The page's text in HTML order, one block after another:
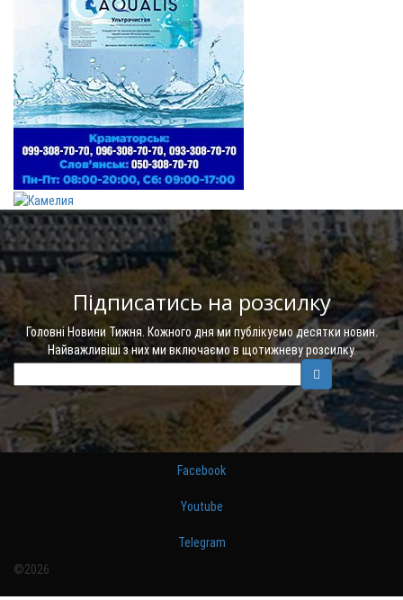
Підписатись на розсилку
Головні Новини Тижня. Кожного дня ми публікуємо десятки новин.
Найважливіші з них ми включаємо в щотижневу розсилку.
Facebook
Youtube
Telegram
©2026